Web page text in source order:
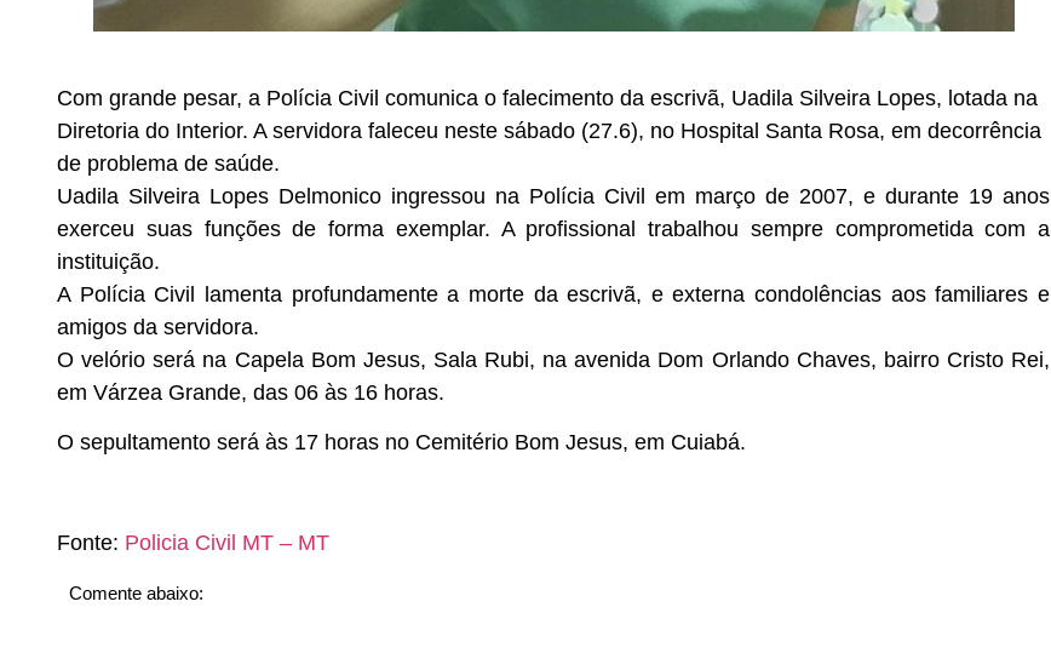
Com grande pesar, a Polícia Civil comunica o falecimento da escrivã, Uadila Silveira Lopes, lotada na
Diretoria do Interior. A servidora faleceu neste sábado (27.6), no Hospital Santa Rosa, em decorrência
de problema de saúde.
Uadila Silveira Lopes Delmonico ingressou na Polícia Civil em março de 2007, e durante 19 anos
exerceu suas funções de forma exemplar. A profissional trabalhou sempre comprometida com a
instituição.
A Polícia Civil lamenta profundamente a morte da escrivã, e externa condolências aos familiares e
amigos da servidora.
O velório será na Capela Bom Jesus, Sala Rubi, na avenida Dom Orlando Chaves, bairro Cristo Rei,
em Várzea Grande, das 06 às 16 horas.
O sepultamento será às 17 horas no Cemitério Bom Jesus, em Cuiabá.
Fonte: Policia Civil MT – MT
Comente abaixo: